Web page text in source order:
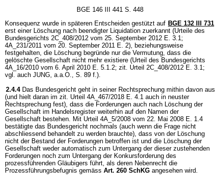
BGE 146 III 441 S. 448
Konsequenz wurde in späteren Entscheiden gestützt auf BGE 132 III 731
erst einer Löschung nach beendigter Liquidation zuerkannt (Urteile des
Bundesgerichts 2C_408/2012 vom 25. September 2012 E. 3.1;
4A_231/2011 vom 20. September 2011 E. 2), beziehungsweise
festgehalten, die Löschung begründe nur die Vermutung, dass die
gelöschte Gesellschaft nicht mehr existiere (Urteil des Bundesgerichts
4A_16/2010 vom 6. April 2010 E. 5.1.2; zit. Urteil 2C_408/2012 E. 3.1;
vgl. auch JUNG, a.a.O., S. 89 f.).
2.4.4 Das Bundesgericht geht in seiner Rechtsprechung mithin davon aus
(und hielt daran im zit. Urteil 4A_467/2018 E. 4.1 auch in neuster
Rechtsprechung fest), dass die Forderungen auch nach Löschung der
Gesellschaft im Handelsregister weiterhin auf den Namen der
Gesellschaft bestehen. Mit Urteil 4A_5/2008 vom 22. Mai 2008 E. 1.4
bestätigte das Bundesgericht nochmals (auch wenn die Frage nicht
abschliessend behandelt zu werden brauchte), dass von der Löschung
nicht der Bestand der Forderungen betroffen ist und die Löschung der
Gesellschaft weder automatisch zum Untergang der dieser zustehenden
Forderungen noch zum Untergang der Konkursforderung des
prozessführenden Gläubigers führt, als deren Nebenrecht die
Prozessführungsbefugnis gemäss Art. 260 SchKG angesehen wird.